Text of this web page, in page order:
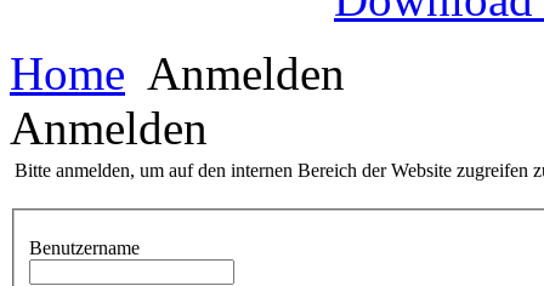
Home Anmelden
Anmelden
Bitte anmelden, um auf den internen Bereich der Website zugreifen
Benutzername